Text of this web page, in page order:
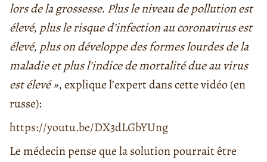
lors de la grossesse. Plus le niveau de pollution est
élevé, plus le risque d’infection au coronavirus est
élevé, plus on développe des formes lourdes de la
maladie et plus l’indice de mortalité due au virus
est élevé », explique l’expert dans cette vidéo (en
russe):
https://youtu.be/DX3dLGbYUng
Le médecin pense que la solution pourrait être